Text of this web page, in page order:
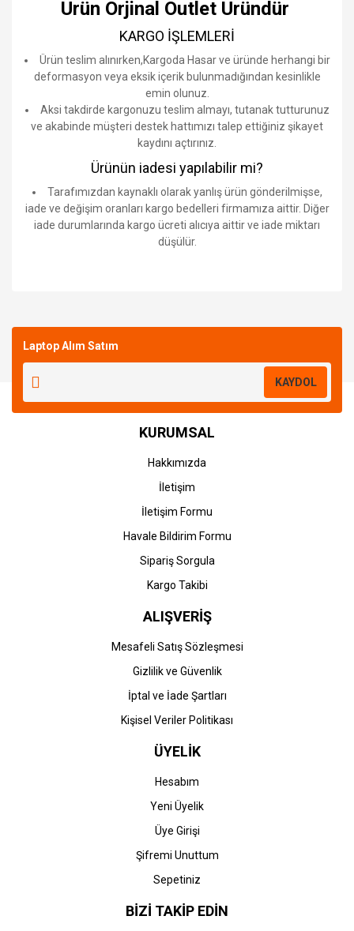
Ürün Orjinal Outlet Üründür
KARGO İŞLEMLERİ
Ürün teslim alınırken,Kargoda Hasar ve üründe herhangi bir
deformasyon veya eksik içerik bulunmadığından kesinlikle
emin olunuz.
Aksi takdirde kargonuzu teslim almayı, tutanak tutturunuz
ve akabinde müşteri destek hattımızı talep ettiğiniz şikayet
kaydını açtırınız.
Ürünün iadesi yapılabilir mi?
Tarafımızdan kaynaklı olarak yanlış ürün gönderilmişse,
iade ve değişim oranları kargo bedelleri firmamıza aittir. Diğer
iade durumlarında kargo ücreti alıcıya aittir ve iade miktarı
düşülür.
Laptop Alım Satım
KAYDOL
KURUMSAL
Hakkımızda
İletişim
İletişim Formu
Havale Bildirim Formu
Sipariş Sorgula
Kargo Takibi
ALIŞVERİŞ
Mesafeli Satış Sözleşmesi
Gizlilik ve Güvenlik
İptal ve İade Şartları
Kişisel Veriler Politikası
ÜYELİK
Hesabım
Yeni Üyelik
Üye Girişi
Şifremi Unuttum
Sepetiniz
BİZİ TAKİP EDİN